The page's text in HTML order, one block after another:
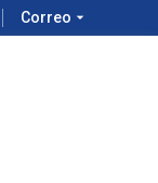
Correo arrow_drop_down